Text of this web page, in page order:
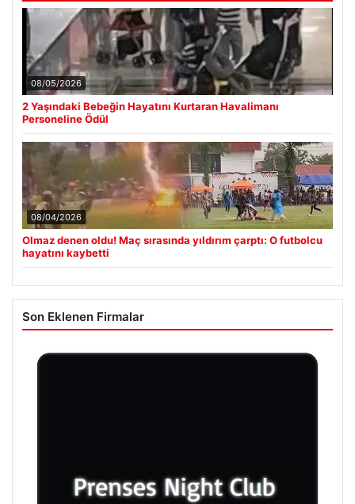
08/05/2026
2 Yaşındaki Bebeğin Hayatını Kurtaran Havalimanı
Personeline Ödül
08/04/2026
Olmaz denen oldu! Maç sırasında yıldırım çarptı: O futbolcu
hayatını kaybetti
Son Eklenen Firmalar